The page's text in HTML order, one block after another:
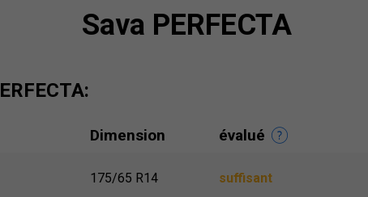
Sava PERFECTA
Dimension évalué
175/65 R14 suffisant